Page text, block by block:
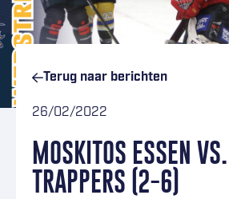
Terug naar berichten
26/02/2022
MOSKITOS ESSEN
TRAPPERS (2-6)